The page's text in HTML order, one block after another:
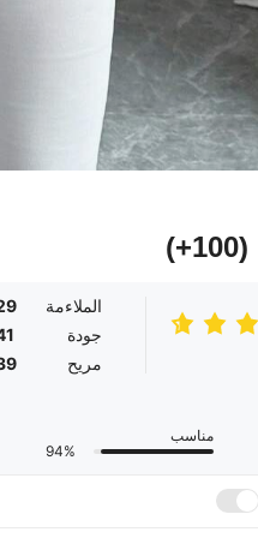
(100+)
الملاءمة
جودة
مريح
مناسب
94%